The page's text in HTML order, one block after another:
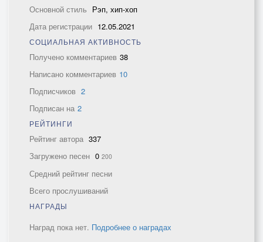
Основной стиль Рэп, хип-хоп
Дата регистрации 12.05.2021
СОЦИАЛЬНАЯ АКТИВНОСТЬ
Получено комментариев 38
Написано комментариев 10
Подписчиков 2
Подписан на 2
РЕЙТИНГИ
Рейтинг автора 337
Загружено песен 0 200
Средний рейтинг песни
Всего прослушиваний
НАГРАДЫ
Наград пока нет. Подробнее о наградах